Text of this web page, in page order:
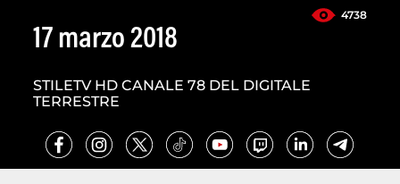
4738
17 marzo 2018
STILETV HD CANALE 78 DEL DIGITALE
TERRESTRE